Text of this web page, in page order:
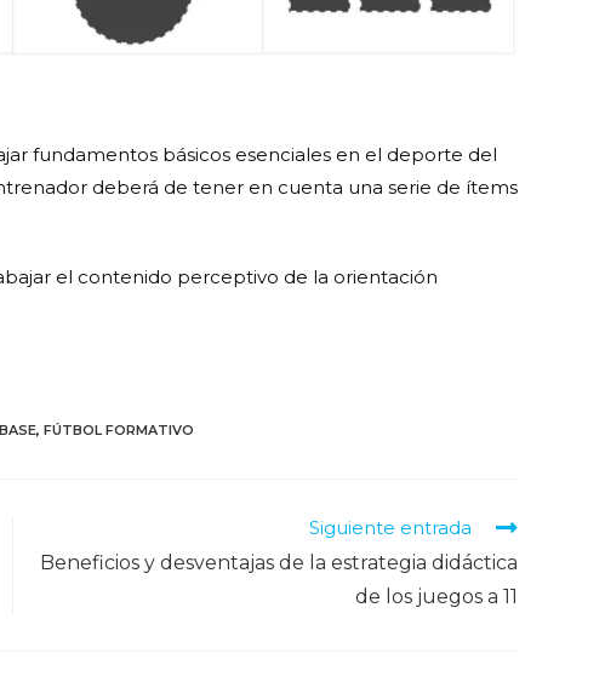
fundamentos básicos esenciales en el deporte del
deberá de tener en cuenta una serie de ítems
el contenido perceptivo de la orientación
, FÚTBOL FORMATIVO
Siguiente entrada
Beneficios y desventajas de la estrategia didáctica
de los juegos a 11